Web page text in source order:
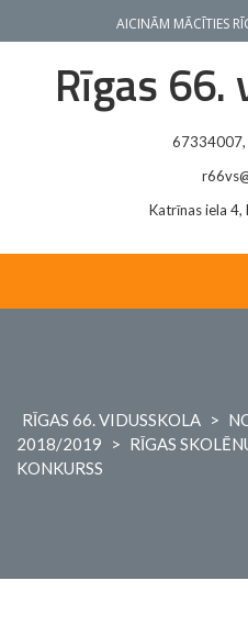
AICINĀM MĀCĪTIES
Rīgas
Katrīnas iela 4,
RĪGAS 66. VIDUSSKOLA >
2018/2019
> RĪGAS
KONKURSS